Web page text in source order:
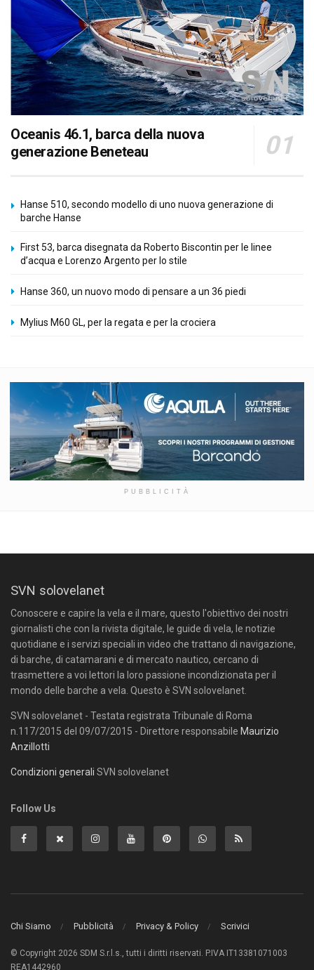
Oceanis 46.1, barca della nuova
generazione Beneteau
Hanse 510, secondo modello di uno nuova generazione di
barche Hanse
First 53, barca disegnata da Roberto Biscontin per le linee
d’acqua e Lorenzo Argento per lo stile
Hanse 360, un nuovo modo di pensare a un 36 piedi
Mylius M60 GL, per la regata e per la crociera
PUBBLICITÀ
SVN solovelanet
Conoscere e capire la vela e il mare, questo l'obiettivo dei nostri
giornalisti che con la rivista digitale, le guide di vela, le notizie
quotidiane e i servizi speciali in video che trattano di navigazione,
di barche, di catamarani e di mercato nautico, cercano di
trasmettere a voi lettori la loro passione incondizionata per il
mondo delle barche a vela. Questo è SVN solovelanet.
SVN solovelanet - Testata registrata Tribunale di Roma
n.117/2015 del 09/07/2015 - Direttore responsabile Maurizio
Anzillotti
Condizioni generali SVN solovelanet
Follow Us
Chi Siamo Pubblicità Privacy & Policy Scrivici
© Copyright 2026 SDM S.r.l.s., tutti i diritti riservati. P.IVA IT13381071003
REA1442960